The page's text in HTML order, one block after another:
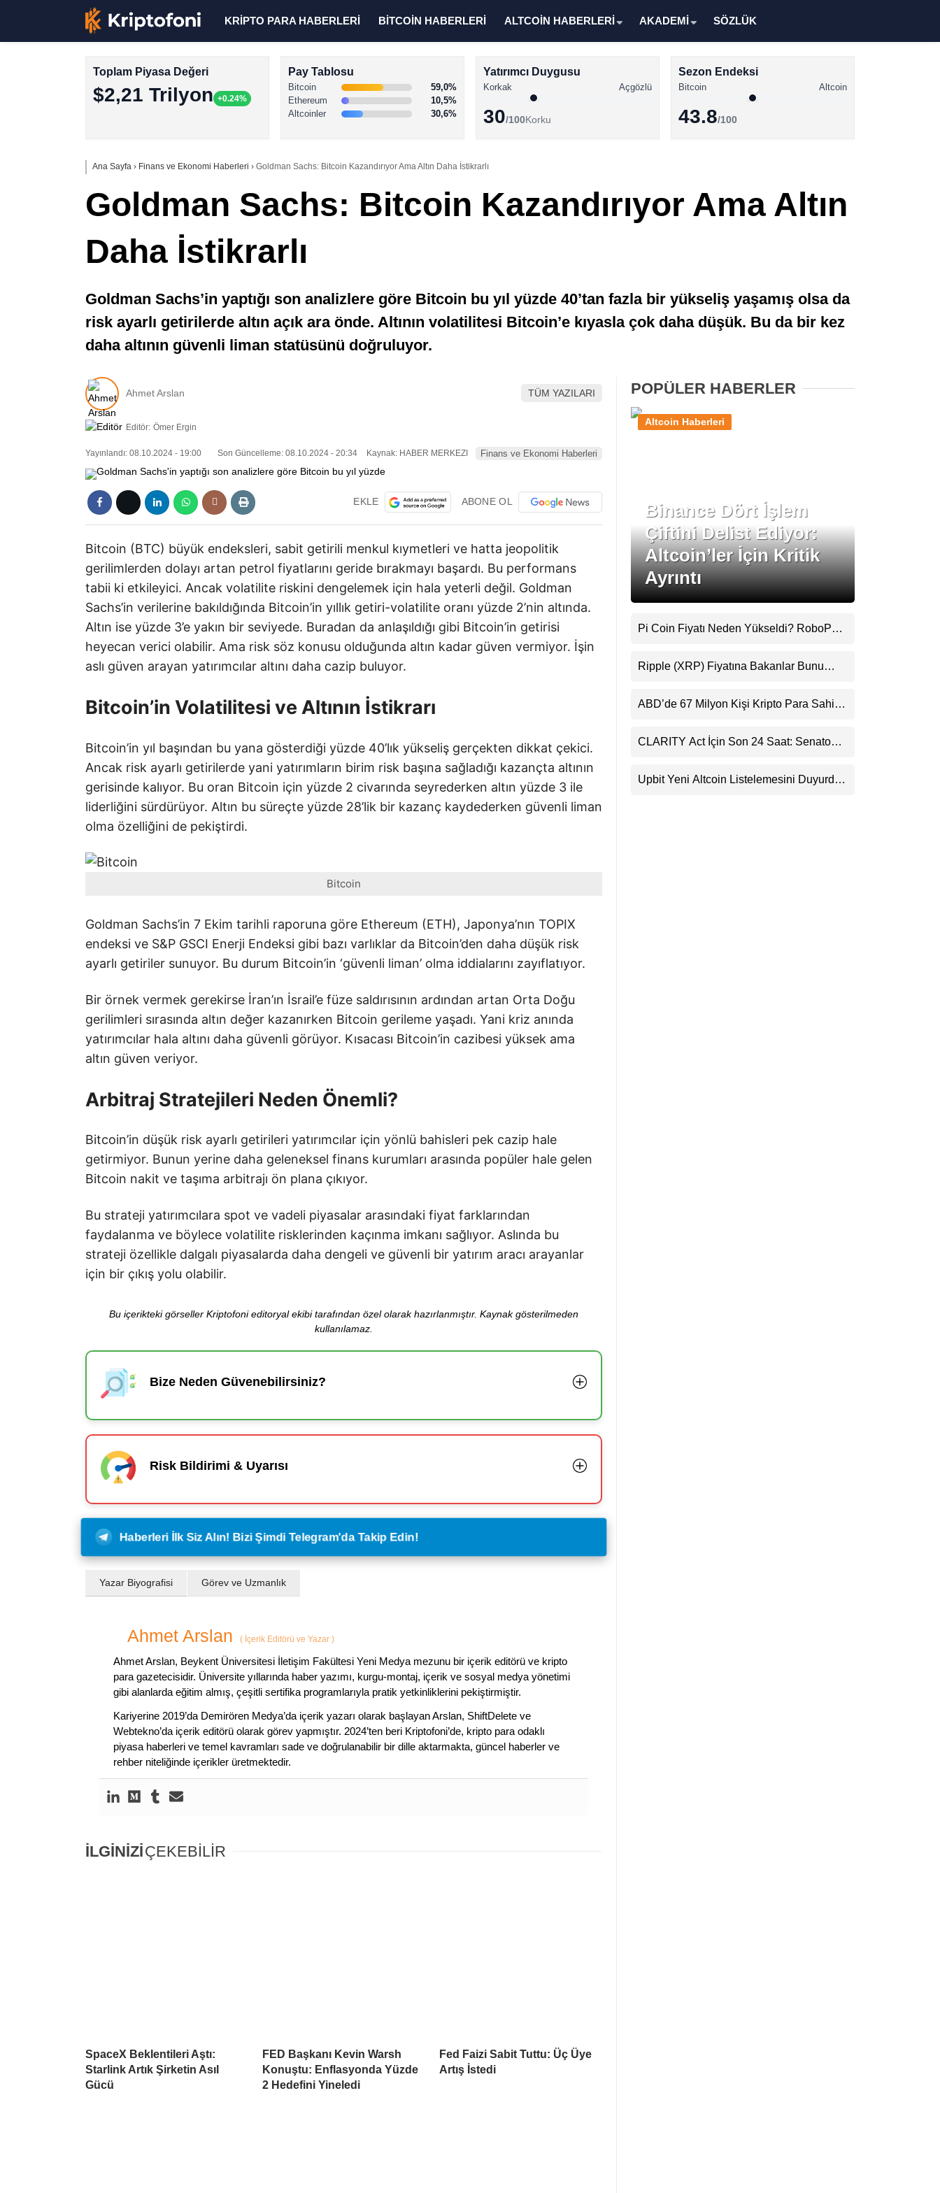
Altcoin Haberleri
Memecoin Haberleri
Pinterest
KRİPTO PARA HABERLERİ BİTCOİN HABERLERİ ALTCOİN HABERLERİ AKADEMİ SÖZLÜK
Toplam Piyasa Değeri
$2,21 Trilyon +0.24%
Pay Tablosu
Bitcoin
59,0%
Ethereum
10,5%
Altcoinler
30,6%
Yatırımcı Duygusu
Korkak Açgözlü
30/100Korku
Sezon Endeksi
Bitcoin Altcoin
43.8/100
Ana Sayfa › Finans ve Ekonomi Haberleri › Goldman Sachs: Bitcoin Kazandırıyor Ama Altın Daha İstikrarlı
Goldman Sachs: Bitcoin Kazandırıyor Ama Altın
Daha İstikrarlı
Goldman Sachs’in yaptığı son analizlere göre Bitcoin bu yıl yüzde 40’tan fazla bir yükseliş yaşamış olsa da
risk ayarlı getirilerde altın açık ara önde. Altının volatilitesi Bitcoin’e kıyasla çok daha düşük. Bu da bir kez
daha altının güvenli liman statüsünü doğruluyor.
Ahmet Arslan TÜM YAZILARI
Editör: Ömer Ergin
Yayınlandı: 08.10.2024 - 19:00 Son Güncelleme: 08.10.2024 - 20:34 Kaynak: HABER MERKEZI Finans ve Ekonomi Haberleri
EKLE ABONE OL
Bitcoin (BTC) büyük endeksleri, sabit getirili menkul kıymetleri ve hatta jeopolitik
gerilimlerden dolayı artan petrol fiyatlarını geride bırakmayı başardı. Bu performans
tabii ki etkileyici. Ancak volatilite riskini dengelemek için hala yeterli değil. Goldman
Sachs’in verilerine bakıldığında Bitcoin’in yıllık getiri-volatilite oranı yüzde 2’nin altında.
Altın ise yüzde 3’e yakın bir seviyede. Buradan da anlaşıldığı gibi Bitcoin’in getirisi
heyecan verici olabilir. Ama risk söz konusu olduğunda altın kadar güven vermiyor. İşin
aslı güven arayan yatırımcılar altını daha cazip buluyor.
Bitcoin’in Volatilitesi ve Altının İstikrarı
Bitcoin’in yıl başından bu yana gösterdiği yüzde 40’lık yükseliş gerçekten dikkat çekici.
Ancak risk ayarlı getirilerde yani yatırımların birim risk başına sağladığı kazançta altının
gerisinde kalıyor. Bu oran Bitcoin için yüzde 2 civarında seyrederken altın yüzde 3 ile
liderliğini sürdürüyor. Altın bu süreçte yüzde 28’lik bir kazanç kaydederken güvenli liman
olma özelliğini de pekiştirdi.
Bitcoin
Goldman Sachs’in 7 Ekim tarihli raporuna göre Ethereum (ETH), Japonya’nın TOPIX
endeksi ve S&P GSCI Enerji Endeksi gibi bazı varlıklar da Bitcoin’den daha düşük risk
ayarlı getiriler sunuyor. Bu durum Bitcoin’in ‘güvenli liman’ olma iddialarını zayıflatıyor.
Bir örnek vermek gerekirse İran’ın İsrail’e füze saldırısının ardından artan Orta Doğu
gerilimleri sırasında altın değer kazanırken Bitcoin gerileme yaşadı. Yani kriz anında
yatırımcılar hala altını daha güvenli görüyor. Kısacası Bitcoin’in cazibesi yüksek ama
altın güven veriyor.
Arbitraj Stratejileri Neden Önemli?
Bitcoin’in düşük risk ayarlı getirileri yatırımcılar için yönlü bahisleri pek cazip hale
getirmiyor. Bunun yerine daha geleneksel finans kurumları arasında popüler hale gelen
Bitcoin nakit ve taşıma arbitrajı ön plana çıkıyor.
Bu strateji yatırımcılara spot ve vadeli piyasalar arasındaki fiyat farklarından
faydalanma ve böylece volatilite risklerinden kaçınma imkanı sağlıyor. Aslında bu
strateji özellikle dalgalı piyasalarda daha dengeli ve güvenli bir yatırım aracı arayanlar
için bir çıkış yolu olabilir.
Bu içerikteki görseller Kriptofoni editoryal ekibi tarafından özel olarak hazırlanmıştır. Kaynak gösterilmeden
kullanılamaz.
Bize Neden Güvenebilirsiniz?
Risk Bildirimi & Uyarısı
Haberleri İlk Siz Alın! Bizi Şimdi Telegram'da Takip Edin!
Yazar Biyografisi Görev ve Uzmanlık
Ahmet Arslan ( İçerik Editörü ve Yazar )
Ahmet Arslan, Beykent Üniversitesi İletişim Fakültesi Yeni Medya mezunu bir içerik editörü ve kripto
para gazetecisidir. Üniversite yıllarında haber yazımı, kurgu-montaj, içerik ve sosyal medya yönetimi
gibi alanlarda eğitim almış, çeşitli sertifika programlarıyla pratik yetkinliklerini pekiştirmiştir.
Kariyerine 2019’da Demirören Medya’da içerik yazarı olarak başlayan Arslan, ShiftDelete ve
Webtekno’da içerik editörü olarak görev yapmıştır. 2024’ten beri Kriptofoni’de, kripto para odaklı
piyasa haberleri ve temel kavramları sade ve doğrulanabilir bir dille aktarmakta, güncel haberler ve
rehber niteliğinde içerikler üretmektedir.
İLGİNİZİÇEKEBİLİR
SpaceX Beklentileri Aştı:
Starlink Artık Şirketin Asıl
Gücü
FED Başkanı Kevin Warsh
Konuştu: Enflasyonda Yüzde
2 Hedefini Yineledi
Fed Faizi Sabit Tuttu: Üç Üye
Artış İstedi
POPÜLER HABERLER
Binance Dört İşlem
Çiftini Delist Ediyor:
Altcoin’ler İçin Kritik
Ayrıntı
Altcoin Haberleri
Pi Coin Fiyatı Neden Yükseldi? RoboPay
Destekledi
Ripple (XRP) Fiyatına Bakanlar Bunu
Uyarı
ABD’de 67 Milyon Kişi Kripto Para Sahibi:
CLARITY Act İçin Son 24 Saat: Senato
Beklentisini Bozabilir
Upbit Yeni Altcoin Listelemesini Duyurdu: